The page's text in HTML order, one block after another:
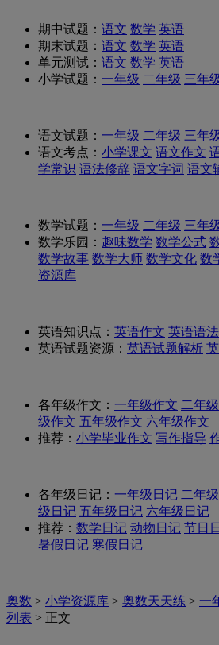
期中试题： 语文 数学 英语
期末试题： 语文 数学 英语
单元测试： 语文 数学 英语
小学试题： 一年级 二年级 三年
语文试题： 一年级 二年级 三年
语文考点： 小学课文 语文作文
学常识 语法修辞 语文字词 语文
数学试题： 一年级 二年级 三年
数学乐园： 趣味数学 数学公式
数学故事 数学大师 数学文化 数
资源库
英语知识点： 英语作文 英语语法
英语试题资源： 英语试题解析
各年级作文： 一年级作文 二年
级作文 五年级作文 六年级作文
推荐： 小学毕业作文 写作指导
各年级日记： 一年级日记 二年
级日记 五年级日记 六年级日记
推荐： 数学日记 动物日记 节日
暑假日记 寒假日记
奥数 > 小学资源库 > 奥数天天练 > 一
列表 > 正文